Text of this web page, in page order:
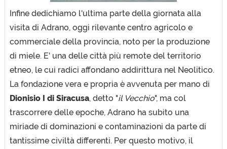
Infine dedichiamo l'ultima parte della giornata alla
visita di Adrano, oggi rilevante centro agricolo e
commerciale della provincia, noto per la produzione
di miele. E' una delle città più remote del territorio
etneo, le cui radici affondano addirittura nel Neolitico.
La fondazione vera e propria è avvenuta per mano di
Dionisio I di Siracusa, detto "il Vecchio", ma col
trascorrere delle epoche, Adrano ha subito una
miriade di dominazioni e contaminazioni da parte di
tantissime civiltà differenti. Per questo motivo, il